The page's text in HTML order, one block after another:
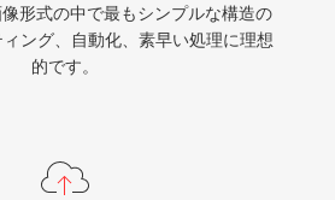
形式の中で最もシンプルな構造の
ング、自動化、素早い処理に理想
的です。